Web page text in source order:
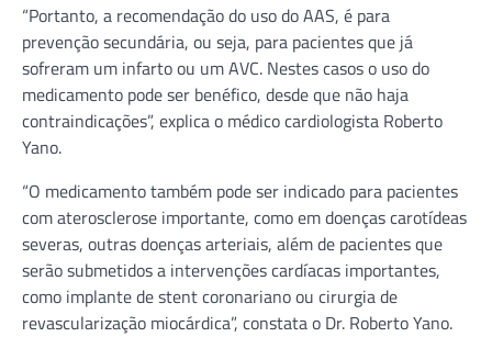
“Portanto, a recomendação do uso do AAS, é para
prevenção secundária, ou seja, para pacientes que já
sofreram um infarto ou um AVC. Nestes casos o uso do
medicamento pode ser benéfico, desde que não haja
contraindicações”, explica o médico cardiologista Roberto
Yano.
“O medicamento também pode ser indicado para pacientes
com aterosclerose importante, como em doenças carotídeas
severas, outras doenças arteriais, além de pacientes que
serão submetidos a intervenções cardíacas importantes,
como implante de stent coronariano ou cirurgia de
revascularização miocárdica”, constata o Dr. Roberto Yano.